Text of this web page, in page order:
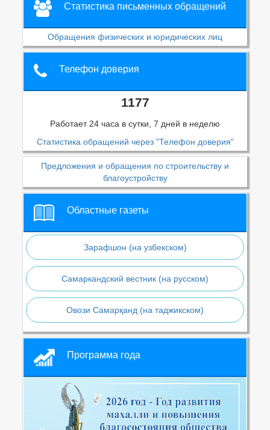
Статистика письменных обращений
Обращения физических и юридических лиц
Телефон доверия
1177
Работает 24 часа в сутки, 7 дней в неделю
Статистика обращений через "Телефон доверия"
Предложения и обращения по строительству и
благоустройству
Областные газеты
Зарафшон (на узбекском)
Самаркандский вестник (на русском)
Овози Самарқанд (на таджикском)
Программа года